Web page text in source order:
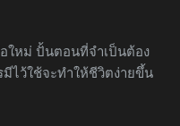
ใหม่ ปั้นตอนที่จำเป็นต้อง
ไว้ใช้จะทำให้ชีวิตง่ายขึ้น